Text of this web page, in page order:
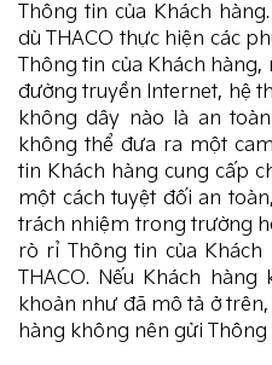
Thông tin của Khách
dù THACO thực hiện các
Thông tin của Khách
đường truyền Internet, hệ
không dây nào là an
không thể đưa ra một
tin Khách hàng cung cấp
một cách tuyệt đối an
trách nhiệm trong trường
rò rỉ Thông tin của
THACO. Nếu Khách
khoản như đã mô tả ở
hàng không nên gửi Thông